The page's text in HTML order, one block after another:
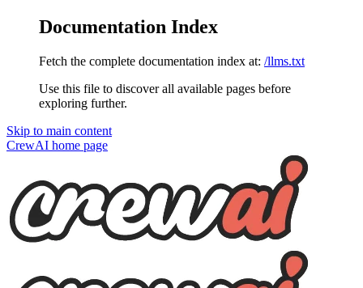
Documentation Index
Fetch the complete documentation index at: /llms.txt
Use this file to discover all available pages before
exploring further.
Skip to main content
CrewAI home page